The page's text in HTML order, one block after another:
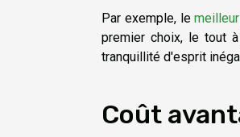
Par exemple, le
premier choix, le tout
tranquillité d'esprit
Coût